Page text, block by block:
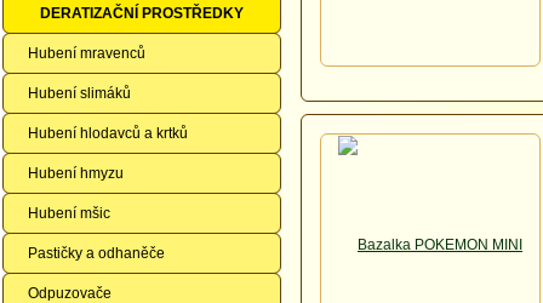
DERATIZAČNÍ PROSTŘEDKY
Hubení mravenců
Hubení slimáků
Hubení hlodavců a krtků
Hubení hmyzu
Hubení mšic
Pastičky a odhaněče
Odpuzovače